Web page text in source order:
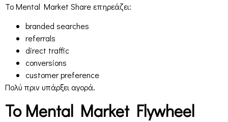
Το Mental Market Share επηρεάζει:
branded searches
referrals
direct traffic
conversions
customer preference
Πολύ πριν υπάρξει αγορά.
Το Mental Market Flywheel